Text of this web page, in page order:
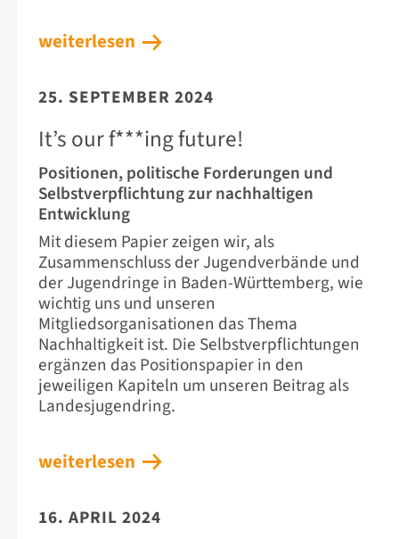
weiterlesen
25. SEPTEMBER 2024
It’s our f***ing future!
Positionen, politische Forderungen und
Selbstverpflichtung zur nachhaltigen
Entwicklung
Mit diesem Papier zeigen wir, als
Zusammenschluss der Jugendverbände und
der Jugendringe in Baden-Württemberg, wie
wichtig uns und unseren
Mitgliedsorganisationen das Thema
Nachhaltigkeit ist. Die Selbstverpflichtungen
ergänzen das Positionspapier in den
jeweiligen Kapiteln um unseren Beitrag als
Landesjugendring.
weiterlesen
16. APRIL 2024